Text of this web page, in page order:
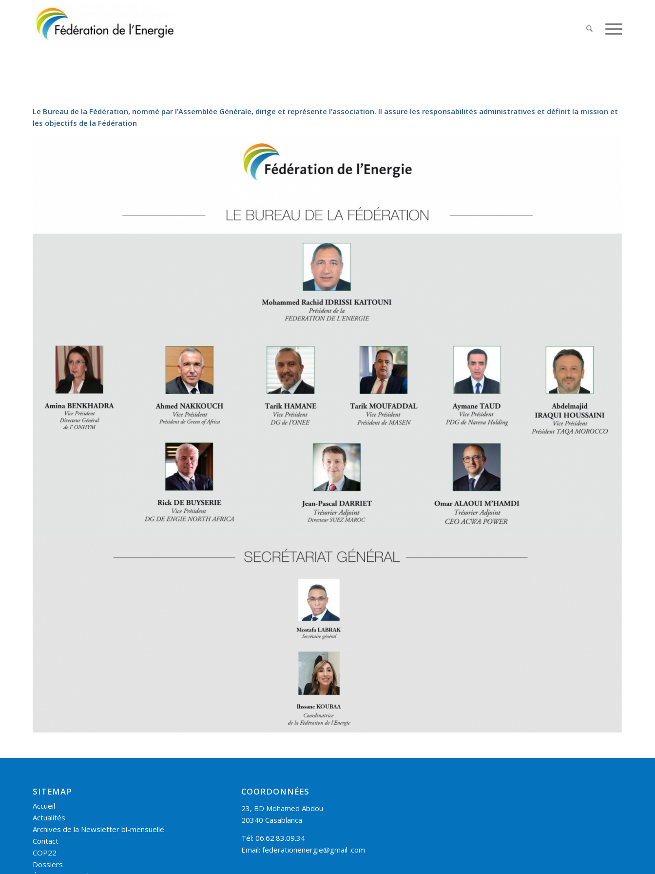
Le Bureau de la Fédération, nommé par l’Assemblée Générale, dirige et représente l’association. Il assure les responsabilités administratives et définit la mission et
les objectifs de la Fédération
SITEMAP
Accueil
Actualités
Archives de la Newsletter bi-mensuelle
Contact
COP22
Dossiers
COORDONNÉES
23, BD Mohamed Abdou
20340 Casablanca
Tél: 06.62.83.09.34
Email: federationenergie@gmail .com